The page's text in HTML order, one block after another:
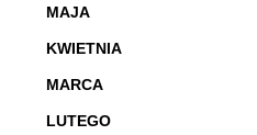
MAJA
KWIETNIA
MARCA
LUTEGO